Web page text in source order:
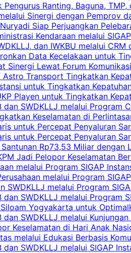
Ranting, Baguna,
Sinergi dengan Pemprov
Siap Perjuangkan
Kendaraan melalui
dan IWKBU melalui
Data Kecelakaan untuk
Sinergi Lewat Forum
Transport Tingkatkan
untuk Tingkatkan
Playen untuk Tingkatkan
SWDKLLJ melalui Program
Keselamatan di
untuk Percepat Penyaluran
untuk Percepat Penyaluran
Rp73,53 Miliar dengan
Jadi Pelopor Keselamatan
melalui Program SIGAP
melalui Program
SWDKLLJ melalui Program
SWDKLLJ melalui Program
Yogyakarta untuk
SWDKLLJ melalui
Keselamatan di Hari Anak
melalui Edukasi Berbasis
SWDKLLJ melalui SIGAP